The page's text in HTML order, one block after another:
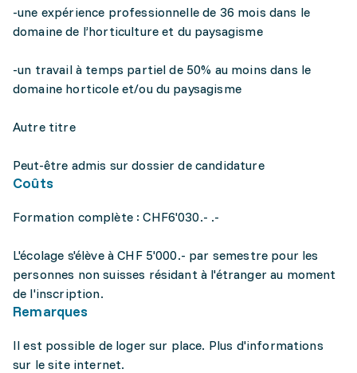
-une expérience professionnelle de 36 mois dans le
domaine de l’horticulture et du paysagisme
-un travail à temps partiel de 50% au moins dans le
domaine horticole et/ou du paysagisme
Autre titre
Peut-être admis sur dossier de candidature
Coûts
Formation complète : CHF6'030.- .-
L'écolage s'élève à CHF 5'000.- par semestre pour les
personnes non suisses résidant à l'étranger au moment
de l'inscription.
Remarques
Il est possible de loger sur place. Plus d'informations
sur le site internet.